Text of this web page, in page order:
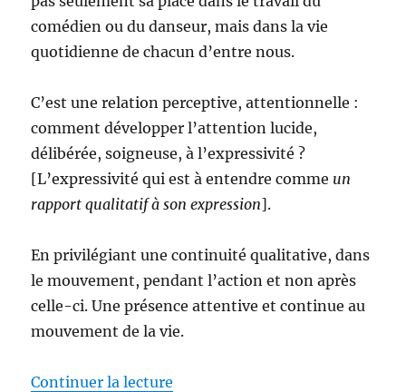
comédien ou du danseur, mais dans la vie
quotidienne de chacun d’entre nous.
C’est une relation perceptive, attentionnelle :
comment développer l’attention lucide,
délibérée, soigneuse, à l’expressivité ?
[L’expressivité qui est à entendre comme un
rapport qualitatif à son expression].
En privilégiant une continuité qualitative, dans
le mouvement, pendant l’action et non après
celle-ci. Une présence attentive et continue au
mouvement de la vie.
Continuer la lecture